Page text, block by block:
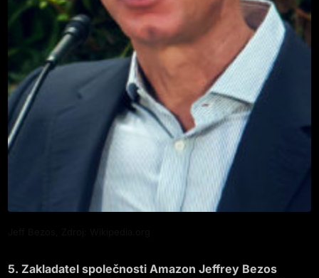
5. Zakladatel společnosti Amazon Jeffrey Bezos